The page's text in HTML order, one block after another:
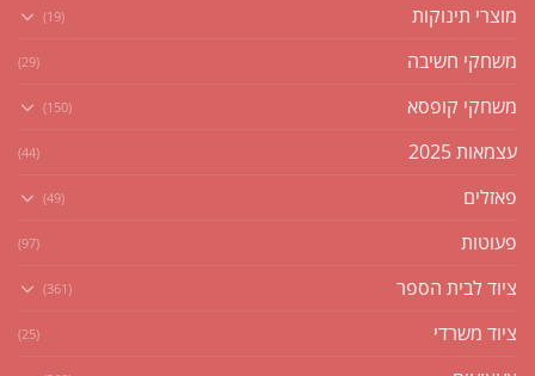
מוצרי תינוקות (19)
משחקי חשיבה (29)
משחקי קופסא (150)
עצמאות 2025 (44)
פאזלים (49)
פעוטות (97)
ציוד לבית הספר (361)
ציוד משרדי (25)